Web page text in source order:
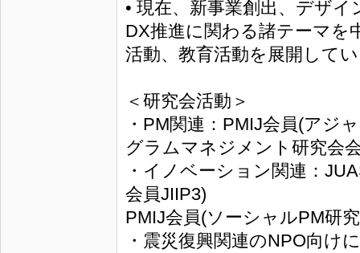
• 現在、新事業創出、デザ
DX推進に関わる諸テーマを
活動、教育活動を展開して
＜研究会活動＞
・PM関連：PMIJ会員(アジ
グラムマネジメント研究会
・イノベーション関連：
会員JIIP3)
PMIJ会員(ソーシャルPM研
・震災復興関連のNPO向け